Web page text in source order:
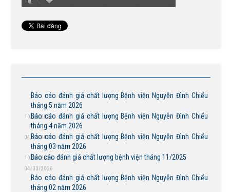
Báo cáo đánh giá chất lượng Bệnh viện Nguyễn Đình Chiểu
tháng 5 năm 2026
10/06/2026
Báo cáo đánh giá chất lượng Bệnh viện Nguyễn Đình Chiểu
tháng 4 năm 2026
04/05/2026
Báo cáo đánh giá chất lượng Bệnh viện Nguyễn Đình Chiểu
tháng 03 năm 2026
10/04/2026
Báo cáo đánh giá chất lượng bệnh viện tháng 11/2025
04/03/2026
Báo cáo đánh giá chất lượng Bệnh viện Nguyễn Đình Chiểu
tháng 02 năm 2026